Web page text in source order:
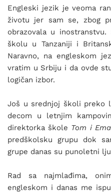
Engleski jezik je veoma
životu jer sam se, zbog
obrazovala u inostranstvu.
školu u Tanzaniji i
Naravno, na engleskom
vratim u Srbiju i da ovde
logičan izbor.
Još u srednjoj školi preko
decom u letnjim
direktorka škole Tom i Ema
predškolsku grupu dok
grupe danas su punoletni
Rad sa najmlađima,
engleskom i danas me